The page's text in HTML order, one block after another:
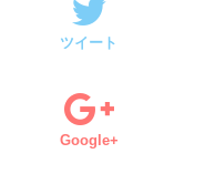
ツイート
Google+